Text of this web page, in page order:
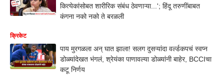
कित्येकांसोबत शारीरिक संबंध ठेवणाऱ्या...'; हिंदू तरुणींबाबत
कंगना नको नको ते बरळली
क्रिकेट
पाय मुरगळला अन् घात झाला! सलग दुसऱ्यांदा वर्ल्डकपचं स्वप्न
डोळ्यांदेखत भंगलं, श्रेयंका पाणावल्या डोळ्यांनी बाहेर, BCCIचा
कटू निर्णय